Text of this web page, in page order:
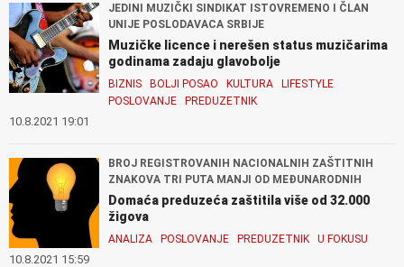
JEDINI MUZIČKI SINDIKAT ISTOVREMENO I ČLAN
UNIJE POSLODAVACA SRBIJE
Muzičke licence i nerešen status muzičarima
godinama zadaju glavobolje
BIZNIS BOLJI POSAO KULTURA
LIFESTYLE
POSLOVANJE
PREDUZETNIK
10.8.2021 19:01
BROJ REGISTROVANIH NACIONALNIH ZAŠTITNIH
ZNAKOVA TRI PUTA MANJI OD MEĐUNARODNIH
Domaća preduzeća zaštitila više od 32.000
žigova
ANALIZA POSLOVANJE PREDUZETNIK U FOKUSU
10.8.2021 15:59